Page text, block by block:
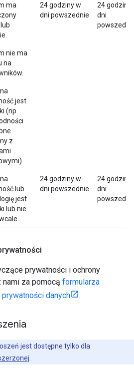
ma
nie ma
na
jest
(np.
z
24 godziny w
dni powszednie
24 godziny
dni
lub
jest
lub nie
24 godziny w
dni powszednie
24 godziny
dni
prywatności i ochrony
nami za pomocą formularza
danych
.
jest dostępne tylko dla